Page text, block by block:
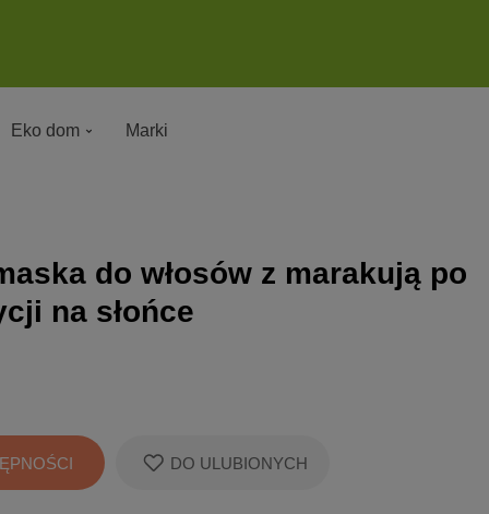
Eko dom Marki
do włosów z marakują po
na słońce
DO ULUBIONYCH